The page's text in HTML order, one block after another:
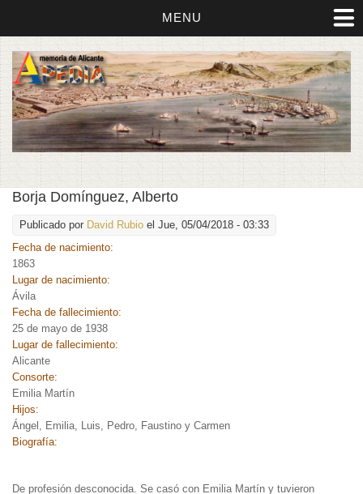
MENU
Borja Domínguez, Alberto
Publicado por David Rubio el Jue, 05/04/2018 - 03:33
Fecha de nacimiento:
1863
Lugar de nacimiento:
Ávila
Fecha de fallecimiento:
25 de mayo de 1938
Lugar de fallecimiento:
Alicante
Consorte:
Emilia Martín
Hijos:
Ángel, Emilia, Luis, Pedro, Faustino y Carmen
Biografía:
De profesión desconocida. Se casó con Emilia Martín y tuvieron